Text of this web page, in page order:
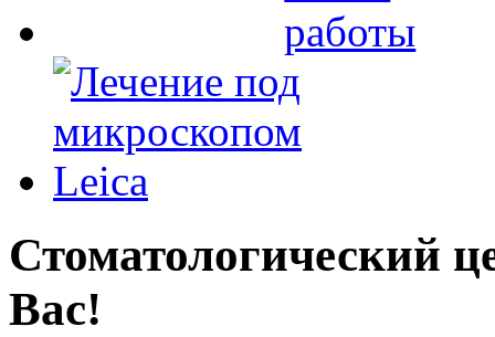
Стоматологический
Вас!